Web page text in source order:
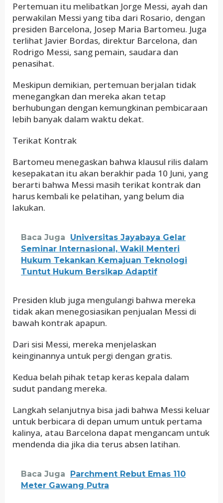
Pertemuan itu melibatkan Jorge Messi, ayah dan
perwakilan Messi yang tiba dari Rosario, dengan
presiden Barcelona, Josep Maria Bartomeu. Juga
terlihat Javier Bordas, direktur Barcelona, dan
Rodrigo Messi, sang pemain, saudara dan
penasihat.
Meskipun demikian, pertemuan berjalan tidak
menegangkan dan mereka akan tetap
berhubungan dengan kemungkinan pembicaraan
lebih banyak dalam waktu dekat.
Terikat Kontrak
Bartomeu menegaskan bahwa klausul rilis dalam
kesepakatan itu akan berakhir pada 10 Juni, yang
berarti bahwa Messi masih terikat kontrak dan
harus kembali ke pelatihan, yang belum dia
lakukan.
Baca Juga
Universitas Jayabaya Gelar
Seminar Internasional, Wakil Menteri
Hukum Tekankan Kemajuan Teknologi
Tuntut Hukum Bersikap Adaptif
Presiden klub juga mengulangi bahwa mereka
tidak akan menegosiasikan penjualan Messi di
bawah kontrak apapun.
Dari sisi Messi, mereka menjelaskan
keinginannya untuk pergi dengan gratis.
Kedua belah pihak tetap keras kepala dalam
sudut pandang mereka.
Langkah selanjutnya bisa jadi bahwa Messi keluar
untuk berbicara di depan umum untuk pertama
kalinya, atau Barcelona dapat mengancam untuk
mendenda dia jika dia terus absen latihan.
Baca Juga
Parchment Rebut Emas 110
Meter Gawang Putra